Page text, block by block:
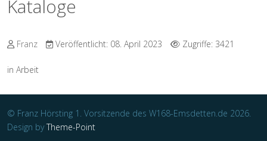
Kataloge
Franz Veröffentlicht: 08. April 2023 Zugriffe: 3421
in Arbeit
© Franz Hörsting 1. Vorsitzende des W168-Emsdetten.de 2026.
Design byTheme-Point